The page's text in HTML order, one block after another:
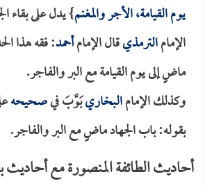
يوم القيامة، الأجر والمغنم} يدل على بقاء
الإمامالترمذيقال الإمامأحمد: فقه هذا
ماضٍ إلى يوم القيامة مع البر والفاجر.
وكذلك الإمامالبخاريبَوَّبَ فيصحيحه
بقوله: باب الجهاد ماضٍ مع البر والفاجر.
أحاديث الطائفة المنصورة مع أحاديث